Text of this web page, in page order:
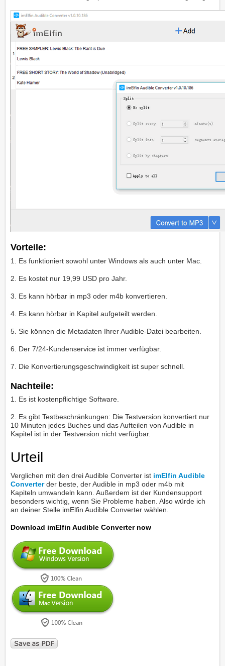
Vorteile:
1. Es funktioniert sowohl unter Windows als auch unter Mac.
2. Es kostet nur 19,99 USD pro Jahr.
3. Es kann hörbar in mp3 oder m4b konvertieren.
4. Es kann hörbar in Kapitel aufgeteilt werden.
5. Sie können die Metadaten Ihrer Audible-Datei bearbeiten.
6. Der 7/24-Kundenservice ist immer verfügbar.
7. Die Konvertierungsgeschwindigkeit ist super schnell.
Nachteile:
1. Es ist kostenpflichtige Software.
2. Es gibt Testbeschränkungen: Die Testversion konvertiert nur
10 Minuten jedes Buches und das Aufteilen von Audible in
Kapitel ist in der Testversion nicht verfügbar.
Urteil
Verglichen mit den drei Audible Converter ist imElfin Audible
Converterder beste, der Audible in mp3 oder m4b mit
Kapiteln umwandeln kann. Außerdem ist der Kundensupport
besonders wichtig, wenn Sie Probleme haben. Also würde ich
an deiner Stelle imElfin Audible Converter wählen.
Download imElfin Audible Converter now